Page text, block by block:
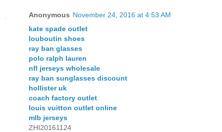
Anonymous November 24, 2016 at 4:53 AM
kate spade outlet
louboutin shoes
ray ban glasses
polo ralph lauren
nfl jerseys wholesale
ray ban sunglasses discount
hollister uk
coach factory outlet
louis vuitton outlet online
mlb jerseys
ZHI20161124